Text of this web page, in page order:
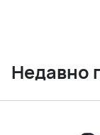
Недавно